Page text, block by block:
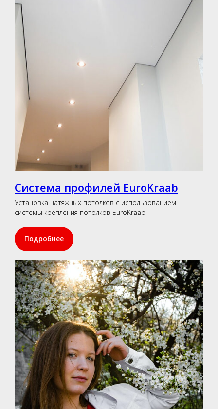
Система профилей EuroKraab
Установка натяжных потолков с использованием
системы крепления потолков EuroKraab
Подробнее